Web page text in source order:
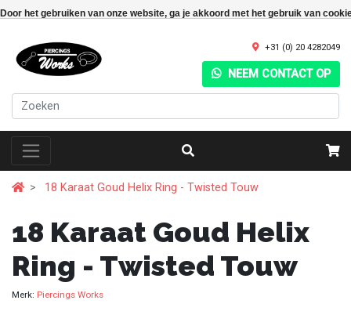
Door het gebruiken van onze website, ga je akkoord met het gebruik van
+31 (0) 20 4282049
NEEM CONTACT OP
18 Karaat Goud Helix Ring - Twisted Touw
18 Karaat Goud Helix
Ring - Twisted Touw
Merk: Piercings Works